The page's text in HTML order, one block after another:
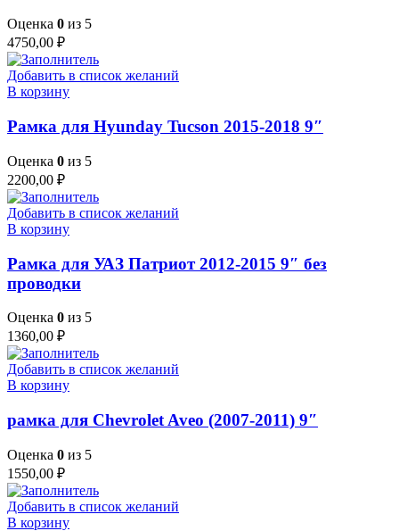
Оценка 0 из 5
4750,00 ₽
Добавить в список желаний
В корзину
Рамка для Hyunday Tucson 2015-2018 9″
Оценка 0 из 5
2200,00 ₽
Добавить в список желаний
В корзину
Рамка для УАЗ Патриот 2012-2015 9″ без
проводки
Оценка 0 из 5
1360,00 ₽
Добавить в список желаний
В корзину
рамка для Chevrolet Aveo (2007-2011) 9″
Оценка 0 из 5
1550,00 ₽
Добавить в список желаний
В корзину